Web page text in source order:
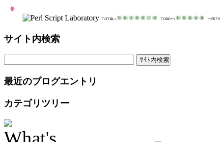
サイト内検索
最近のブログエントリ
カテゴリツリー